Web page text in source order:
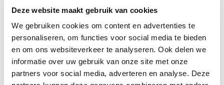
Deze website maakt gebruik van cookies
We gebruiken cookies om content en advertenties te
personaliseren, om functies voor social media te bieden
en om ons websiteverkeer te analyseren. Ook delen we
informatie over uw gebruik van onze site met onze
partners voor social media, adverteren en analyse. Deze
30+
years of experience